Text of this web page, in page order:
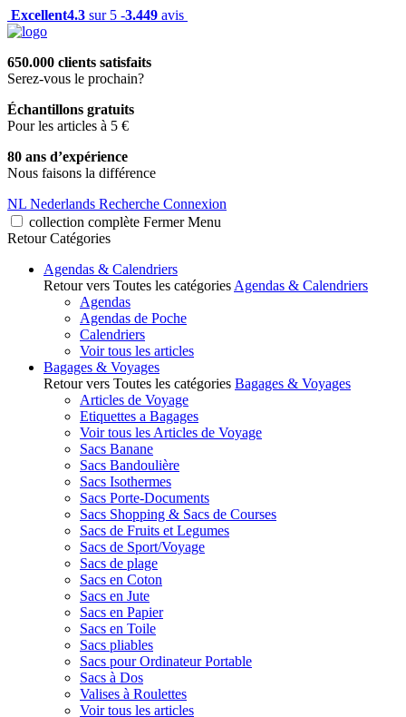
Excellent4.3 sur 5 -3.449 avis
650.000 clients satisfaits
Serez-vous le prochain?
Échantillons gratuits
Pour les articles à 5 €
80 ans d’expérience
Nous faisons la différence
NL Nederlands Recherche Connexion
collection complète Fermer Menu
Retour Catégories
Agendas & Calendriers
Retour vers Toutes les catégories Agendas & Calendriers
Agendas
Agendas de Poche
Calendriers
Voir tous les articles
Bagages & Voyages
Retour vers Toutes les catégories Bagages & Voyages
Articles de Voyage
Etiquettes a Bagages
Voir tous les Articles de Voyage
Sacs Banane
Sacs Bandoulière
Sacs Isothermes
Sacs Porte-Documents
Sacs Shopping & Sacs de Courses
Sacs de Fruits et Legumes
Sacs de Sport/Voyage
Sacs de plage
Sacs en Coton
Sacs en Jute
Sacs en Papier
Sacs en Toile
Sacs pliables
Sacs pour Ordinateur Portable
Sacs à Dos
Valises à Roulettes
Voir tous les articles